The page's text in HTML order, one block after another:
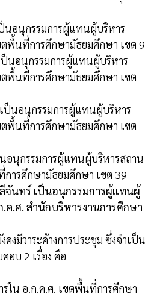
อนุกรรมการผู้แทนผู้บริหาร
พื้นที่การศึกษามัธยมศึกษา เขต 9
นอนุกรรมการผู้แทนผู้บริหาร
พื้นที่การศึกษามัธยมศึกษา เขต
นอนุกรรมการผู้แทนผู้บริหาร
พื้นที่การศึกษามัธยมศึกษา เขต
นุกรรมการผู้แทนผู้บริหารสถาน
ารศึกษามัธยมศึกษา เขต 39
จันทร์ เป็นอนุกรรมการผู้แทนผู้
ค.ศ. สำนักบริหารงานการศึกษา
คงมีวาระค้างการประชุม ซึ่งจำเป็น
อบ 2 เรื่อง คือ
ใน อ.ก.ค.ศ. เขตพื้นที่การศึกษา